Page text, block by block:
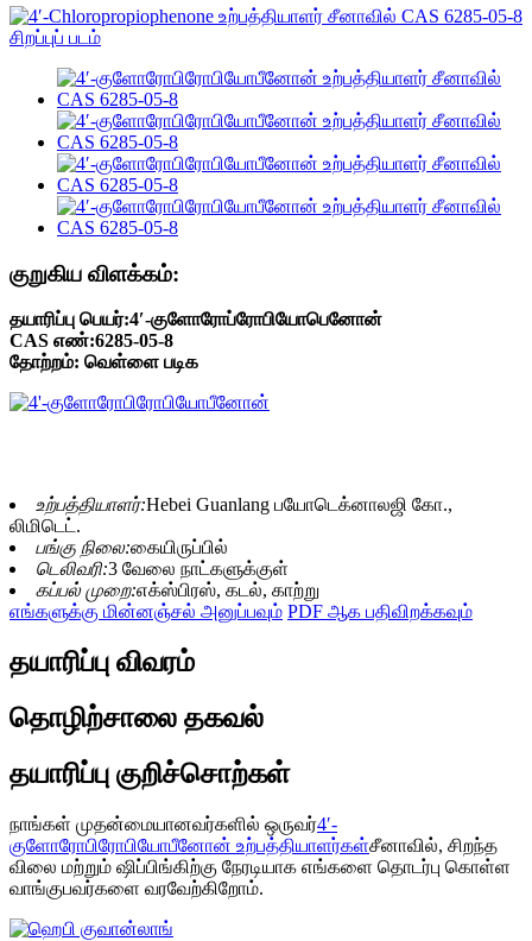
குறுகிய விளக்கம்:
தயாரிப்பு பெயர்:4′-குளோரோப்ரோபியோபெனோன்
CAS எண்:6285-05-8
தோற்றம்: வெள்ளை படிக
உற்பத்தியாளர்:Hebei Guanlang பயோடெக்னாலஜி கோ.,
லிமிடெட்.
பங்கு நிலை:கையிருப்பில்
டெலிவரி:3 வேலை நாட்களுக்குள்
கப்பல் முறை:எக்ஸ்பிரஸ், கடல், காற்று
எங்களுக்கு மின்னஞ்சல் அனுப்பவும் PDF ஆக பதிவிறக்கவும்
தயாரிப்பு விவரம்
தொழிற்சாலை தகவல்
தயாரிப்பு குறிச்சொற்கள்
நாங்கள் முதன்மையானவர்களில் ஒருவர்4′-
குளோரோபிரோபியோபீனோன் உற்பத்தியாளர்கள்சீனாவில், சிறந்த
விலை மற்றும் ஷிப்பிங்கிற்கு நேரடியாக எங்களை தொடர்பு கொள்ள
வாங்குபவர்களை வரவேற்கிறோம்.